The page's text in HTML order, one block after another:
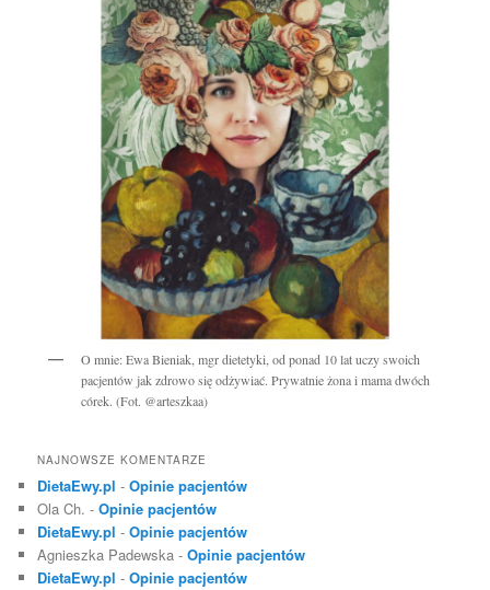
O mnie: Ewa Bieniak, mgr dietetyki, od ponad 10 lat uczy swoich
pacjentów jak zdrowo się odżywiać. Prywatnie żona i mama dwóch
córek. (Fot. @arteszkaa)
NAJNOWSZE KOMENTARZE
DietaEwy.pl -Opinie pacjentów
Ola Ch. -Opinie pacjentów
DietaEwy.pl -Opinie pacjentów
Agnieszka Padewska -Opinie pacjentów
DietaEwy.pl -Opinie pacjentów